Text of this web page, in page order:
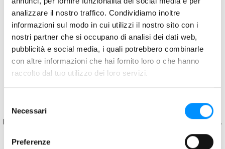
analizzare il nostro traffico. Condividiamo inoltre
informazioni sul modo in cui utilizzi il nostro sito con i
nostri partner che si occupano di analisi dei dati web,
pubblicità e social media, i quali potrebbero combinarle
con altre informazioni che hai fornito loro o che hanno
raccolto dal tuo utilizzo dei loro servizi.
del
consenso
Necessari
Preferenze
Application error: a client-side exception has occurred
while
loading
(see the browser console for more information) .